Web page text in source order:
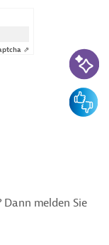
⇗
Dann melden Sie
KI-